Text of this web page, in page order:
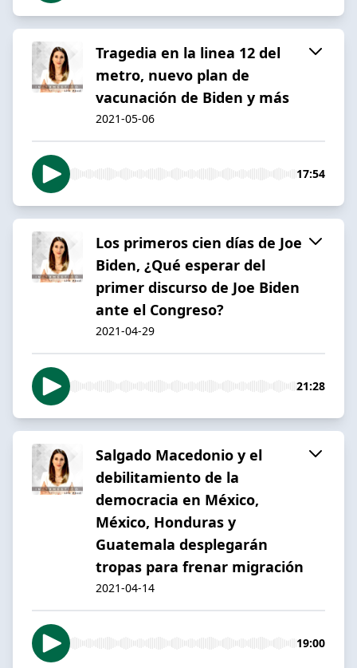
Tragedia en la linea 12 del
metro, nuevo plan de
vacunación de Biden y más
2021-05-06
17:54
Los primeros cien días de Joe
Biden, ¿Qué esperar del
primer discurso de Joe Biden
ante el Congreso?
2021-04-29
21:28
Salgado Macedonio y el
debilitamiento de la
democracia en México,
México, Honduras y
Guatemala desplegarán
tropas para frenar migración
2021-04-14
19:00